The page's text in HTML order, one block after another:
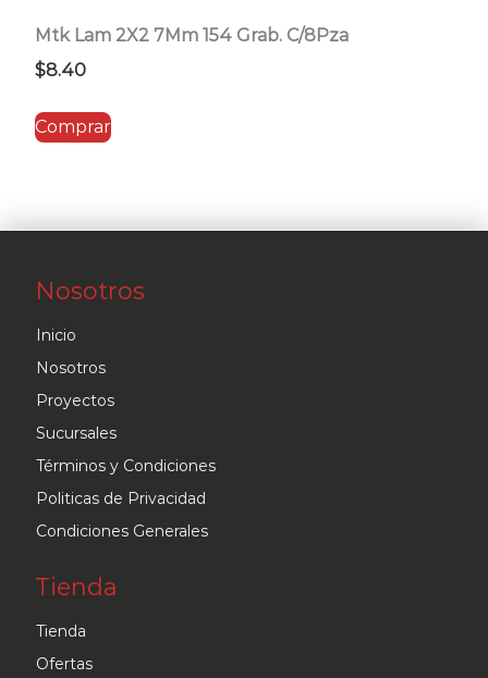
Mtk Lam 2X2 7Mm 154 Grab. C/8Pza
$8.40
Comprar
Nosotros
Inicio
Nosotros
Proyectos
Sucursales
Términos y Condiciones
Politicas de Privacidad
Condiciones Generales
Tienda
Tienda
Ofertas